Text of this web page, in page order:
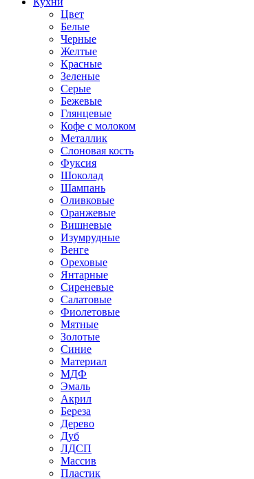
Цвет
Белые
Черные
Желтые
Красные
Зеленые
Серые
Бежевые
Глянцевые
Кофе с молоком
Металлик
Слоновая кость
Фуксия
Шоколад
Шампань
Оливковые
Оранжевые
Вишневые
Изумрудные
Венге
Ореховые
Янтарные
Сиреневые
Салатовые
Фиолетовые
Мятные
Золотые
Синие
Материал
МДФ
Эмаль
Акрил
Береза
Дерево
Дуб
ЛДСП
Массив
Пластик